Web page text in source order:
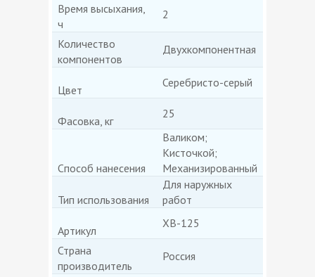
Время высыхания,
ч
2
Количество
компонентов
Двухкомпонентная
Цвет
Серебристо-серый
Фасовка, кг
25
Способ нанесения
Валиком;
Кисточкой;
Механизированный
Тип использования
Для наружных
работ
Артикул
ХВ-125
Страна
производитель
Россия